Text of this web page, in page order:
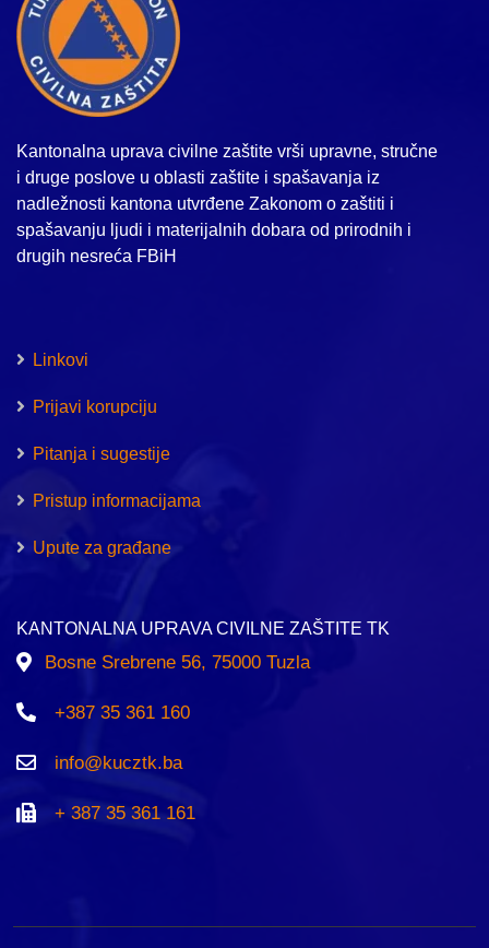
Kantonalna uprava civilne zaštite vrši upravne, stručne
i druge poslove u oblasti zaštite i spašavanja iz
nadležnosti kantona utvrđene Zakonom o zaštiti i
spašavanju ljudi i materijalnih dobara od prirodnih i
drugih nesreća FBiH
Linkovi
Prijavi korupciju
Pitanja i sugestije
Pristup informacijama
Upute za građane
KANTONALNA UPRAVA CIVILNE ZAŠTITE TK
Bosne Srebrene 56, 75000 Tuzla
+387 35 361 160
info@kucztk.ba
+ 387 35 361 161